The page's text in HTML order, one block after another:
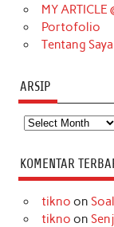
MY ARTICLE
Portofolio
Tentang Saya
ARSIP
Arsip
KOMENTAR
tikno on
tikno on